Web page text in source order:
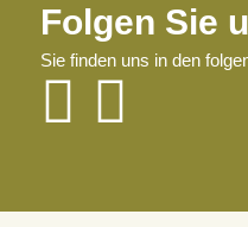
Folgen Sie
Sie finden uns in den